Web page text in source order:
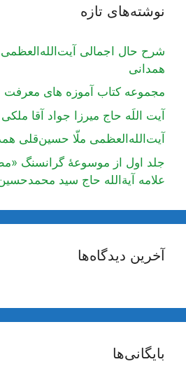
نوشته‌های تازه
شرح حال اجمالی
همدانی
مجموعه کتاب آموزه های معرفت
آیت اللَه حاج میرزا جواد آقا
آیت‌الله‌العظمی ملّا حسین‌قلی
جلد اول از موسوعۀ گرانسنگ
علامه آیة‌الله حاج سید
آخرین دیدگاه‌ها
بایگانی‌ها